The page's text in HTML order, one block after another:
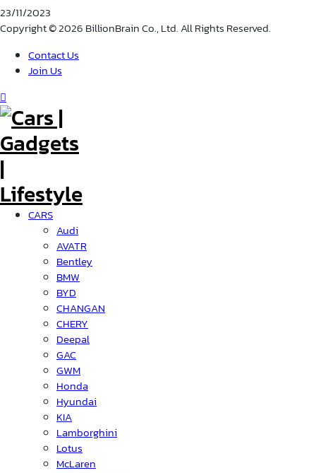
23/11/2023
Copyright © 2026 BillionBrain Co., Ltd. All Rights Reserved.
Contact Us
Join Us
CARS
Audi
AVATR
Bentley
BMW
BYD
CHANGAN
CHERY
Deepal
GAC
GWM
Honda
Hyundai
KIA
Lamborghini
Lotus
McLaren